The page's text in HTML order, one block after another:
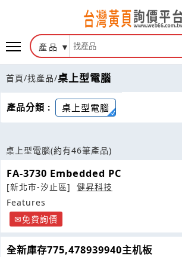
產品
首頁/找產品/桌上型電腦
產品分類 : 桌上型電腦
桌上型電腦(約有46筆產品)
FA-3730 Embedded PC
[新北市-汐止區]
健昇科技
Features
免費詢價
全新庫存775,478939940主机板